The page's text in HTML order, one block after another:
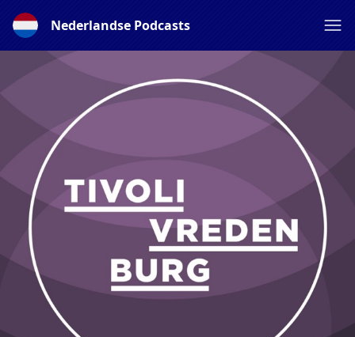
Nederlandse Podcasts